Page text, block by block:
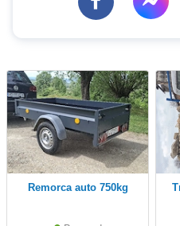
Remorca auto 750kg
Transport moloz,nisip